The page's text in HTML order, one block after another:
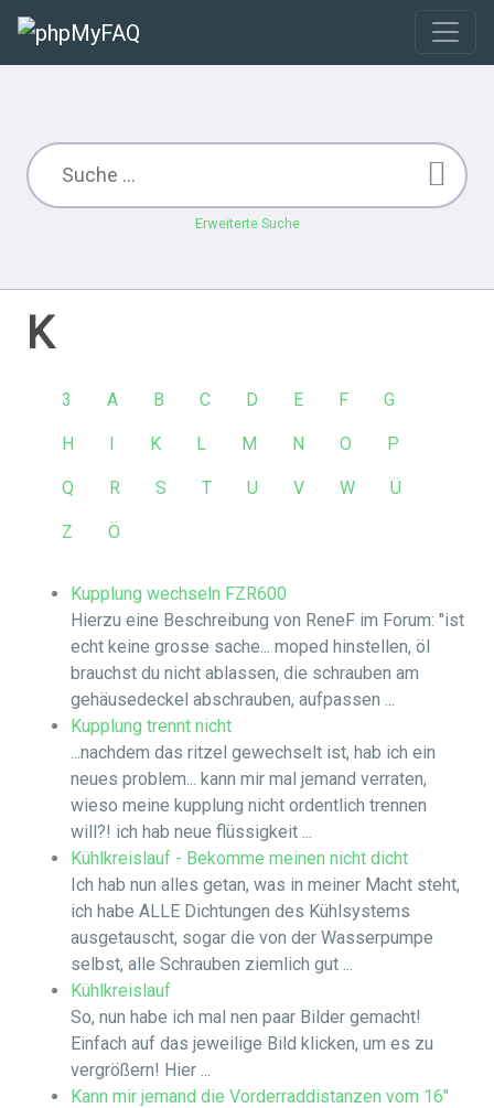
Erweiterte Suche
K
3 A B C D E F G
H I K L M N O P
Q R S T U V W Ü
Z Ö
Kupplung wechseln FZR600
Hierzu eine Beschreibung von ReneF im Forum: "ist
echt keine grosse sache... moped hinstellen, öl
brauchst du nicht ablassen, die schrauben am
gehäusedeckel abschrauben, aufpassen ...
Kupplung trennt nicht
...nachdem das ritzel gewechselt ist, hab ich ein
neues problem... kann mir mal jemand verraten,
wieso meine kupplung nicht ordentlich trennen
will?! ich hab neue flüssigkeit ...
Kühlkreislauf - Bekomme meinen nicht dicht
Ich hab nun alles getan, was in meiner Macht steht,
ich habe ALLE Dichtungen des Kühlsystems
ausgetauscht, sogar die von der Wasserpumpe
selbst, alle Schrauben ziemlich gut ...
Kühlkreislauf
So, nun habe ich mal nen paar Bilder gemacht!
Einfach auf das jeweilige Bild klicken, um es zu
vergrößern! Hier ...
Kann mir jemand die Vorderraddistanzen vom 16"